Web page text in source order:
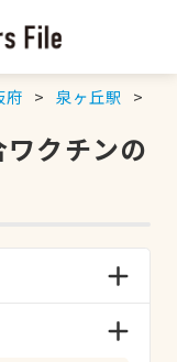
府 泉ヶ丘駅
クチンの